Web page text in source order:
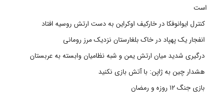
است
کنترل ایوانوفکا در خارکیف اوکراین به دست ارتش روسیه افتاد
انفجار یک پهپاد در خاک بلغارستان نزدیک مرز رومانی
درگیری شدید میان ارتش یمن و شبه نظامیان وابسته به عربستان
هشدار چین به ژاپن: با آتش بازی نکنید
بازی جنگ ۱۲ روزه و رمضان